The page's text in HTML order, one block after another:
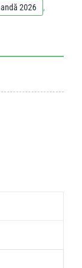
2026 ,